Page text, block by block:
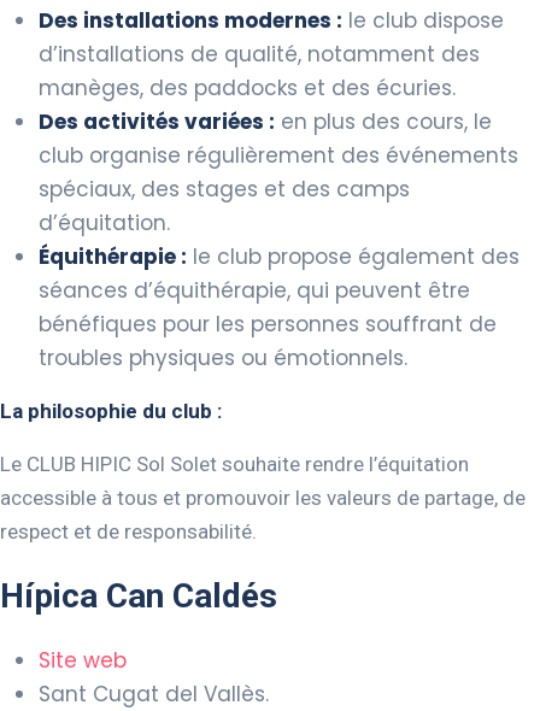
Des installations modernes : le club dispose
d’installations de qualité, notamment des
manèges, des paddocks et des écuries.
Des activités variées : en plus des cours, le
club organise régulièrement des événements
spéciaux, des stages et des camps
d’équitation.
Équithérapie : le club propose également des
séances d’équithérapie, qui peuvent être
bénéfiques pour les personnes souffrant de
troubles physiques ou émotionnels.
La philosophie du club :
Le CLUB HIPIC Sol Solet souhaite rendre l’équitation
accessible à tous et promouvoir les valeurs de partage, de
respect et de responsabilité.
Hípica Can Caldés
Site web
Sant Cugat del Vallès.